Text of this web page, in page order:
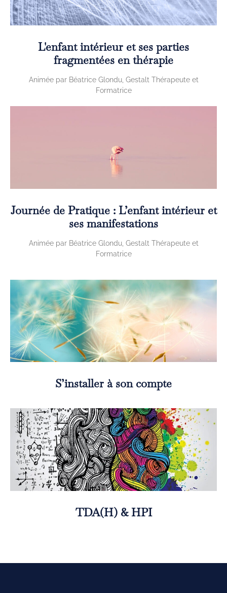
L'enfant intérieur et ses parties
fragmentées en thérapie
Animée par Béatrice Glondu, Gestalt Thérapeute et
Formatrice
Journée de Pratique : L’enfant intérieur et
ses manifestations
Animée par Béatrice Glondu, Gestalt Thérapeute et
Formatrice
S’installer à son compte
TDA(H) & HPI